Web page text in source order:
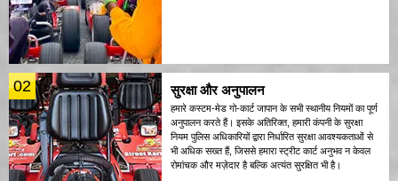
02 सुरक्षा और अनुपालन
हमारे कस्टम-मेड गो-कार्ट जापान के सभी स्थानीय नियमों का पूर्ण
अनुपालन करते हैं। इसके अतिरिक्त, हमारी कंपनी के सुरक्षा
नियम पुलिस अधिकारियों द्वारा निर्धारित सुरक्षा आवश्यकताओं से
भी अधिक सख्त हैं, जिससे हमारा स्ट्रीट कार्ट अनुभव न केवल
रोमांचक और मज़ेदार है बल्कि अत्यंत सुरक्षित भी है।